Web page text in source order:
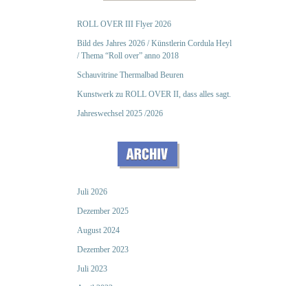
ROLL OVER III Flyer 2026
Bild des Jahres 2026 / Künstlerin Cordula Heyl
/ Thema “Roll over” anno 2018
Schauvitrine Thermalbad Beuren
Kunstwerk zu ROLL OVER II, dass alles sagt.
Jahreswechsel 2025 /2026
Juli 2026
Dezember 2025
August 2024
Dezember 2023
Juli 2023